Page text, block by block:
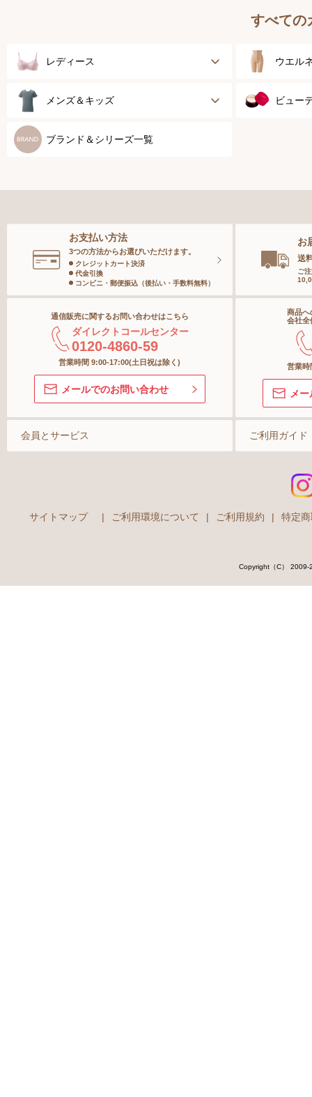
すべての
レディース
ブラジャー
ブラジャーパッド
ランジェリー
インナー
ボトム
ショーツ
ストッキング＆タイツ
ソックス
ウエル
健康サ
メンズ＆キッズ
メンズトップ
キッズ＆ベビー
ビュー
ボディ
ヘアケア
オーラ
スキン
ブランド＆シリーズ一覧
お支払い方法
3つの方法からお選びいただけます。
クレジットカート決済
代金引換
コンビニ・郵便振込（後払い・手数料無料）
お
送
ご
通信販売に関するお問い合わせはこちら
ダイレクトコールセンター
0120-4860-59
営業時間 9:00-17:00(土日祝は除く)
メールでのお問い合わせ
商品へ
会社全
営業
メ
会員とサービス ご利用ガイド
サイトマップ | ご利用環境について | ご利用規約 | 特定
Copyright（C）